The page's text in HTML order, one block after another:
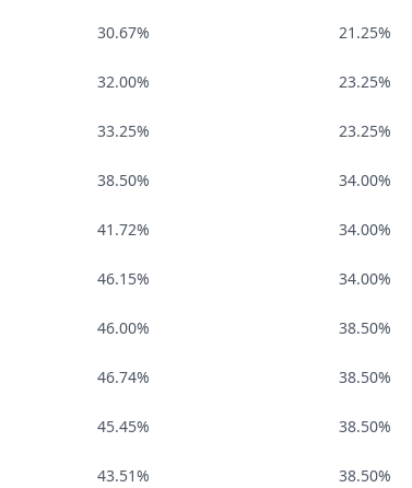
30.67% 21.25%
32.00% 23.25%
33.25% 23.25%
38.50% 34.00%
41.72% 34.00%
46.15% 34.00%
46.00% 38.50%
46.74% 38.50%
45.45% 38.50%
43.51% 38.50%